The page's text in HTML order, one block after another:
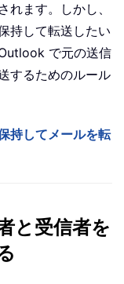
ます。しかし、
持して転送したい
で元の送信
するためのルール
持してメールを転
と受信者を